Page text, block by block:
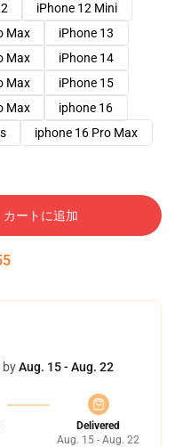
iPhone 12 Mini
Max
iPhone 13
Max
iPhone 14
Max
iPhone 15
Max
iphone 16
iphone 16 Pro Max
カートに追加
byAug. 15 - Aug. 22
Delivered
Aug. 15 - Aug. 22